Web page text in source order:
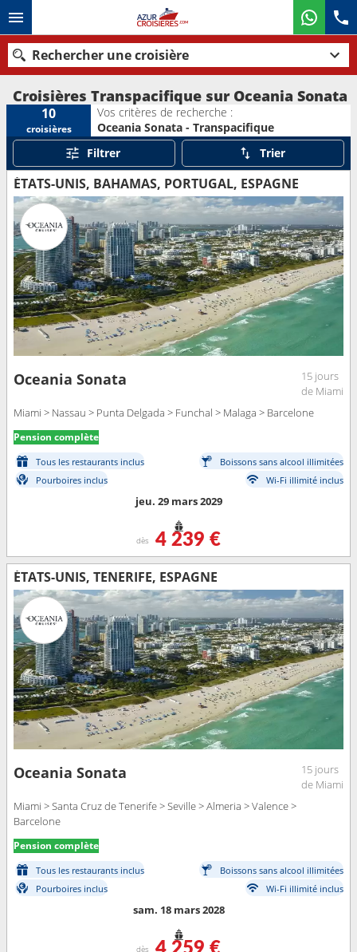
Rechercher une croisière
Nos destinations
Mois de départ
Ports Compagnies
Rechercher
Croisières Transpacifique sur Oceania Sonata
10
croisières
Vos critères de recherche :
Oceania Sonata - Transpacifique
Filtrer
Trier
ÉTATS-UNIS, BAHAMAS, PORTUGAL, ESPAGNE
Oceania Sonata
15 jours
de Miami
Miami > Nassau > Punta Delgada > Funchal > Malaga > Barcelone
Pension complète
Tous les restaurants inclus
Boissons sans alcool illimitées
Pourboires inclus
Wi-Fi illimité inclus
jeu. 29 mars 2029
dès 4 239 €
ÉTATS-UNIS, TENERIFE, ESPAGNE
Oceania Sonata
15 jours
de Miami
Miami > Santa Cruz de Tenerife > Seville > Almeria > Valence >
Barcelone
Pension complète
Tous les restaurants inclus
Boissons sans alcool illimitées
Pourboires inclus
Wi-Fi illimité inclus
sam. 18 mars 2028
dès